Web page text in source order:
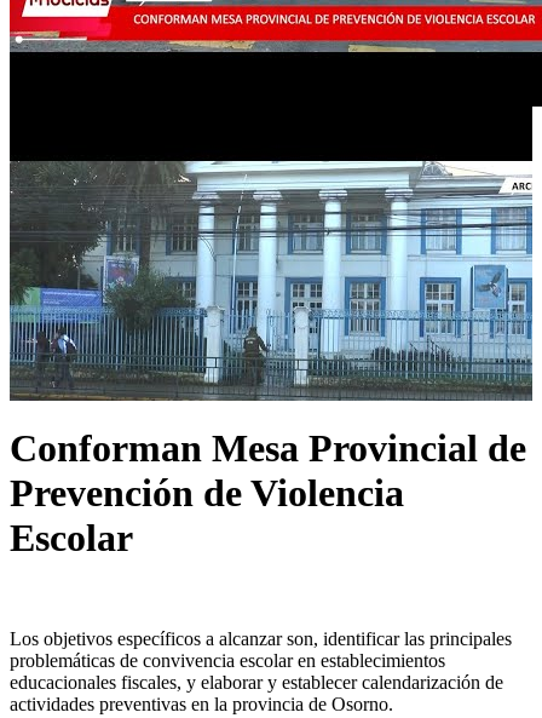
Conforman Mesa Provincial de
Prevención de Violencia
Escolar
Los objetivos específicos a alcanzar son, identificar las principales
problemáticas de convivencia escolar en establecimientos
educacionales fiscales, y elaborar y establecer calendarización de
actividades preventivas en la provincia de Osorno.